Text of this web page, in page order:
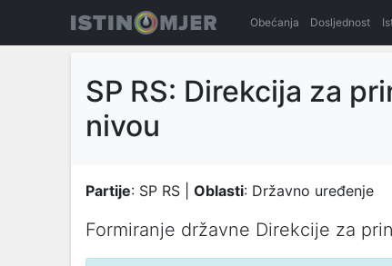
Obećanja Dosljednost
SP RS: Direkcija za
nivou
Partije: SP RS | Oblasti: Državno uređenje
Formirаnje držаvne Direkcije zа